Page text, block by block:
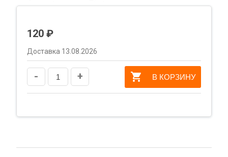
120 ₽
Доставка 13.08.2026
- + В КОРЗИНУ